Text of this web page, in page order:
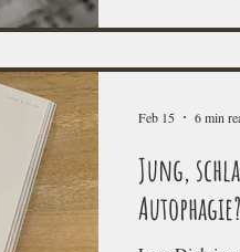
beruhigen
Jung,
Autophagie?
Feb 15 6 min